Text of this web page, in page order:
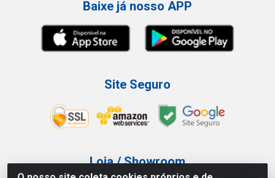
Baixe já nosso APP
Site Seguro
Loja / Showroom